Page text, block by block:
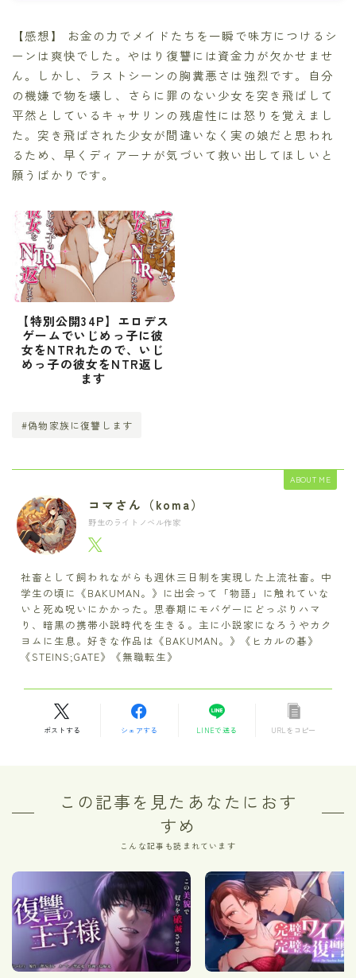
【感想】 お金の力でメイドたちを一瞬で味方につけるシ
ーンは爽快でした。やはり復讐には資金力が欠かせませ
ん。しかし、ラストシーンの胸糞悪さは強烈です。自分
の機嫌で物を壊し、さらに罪のない少女を突き飛ばして
平然としているキャサリンの残虐性には怒りを覚えまし
た。突き飛ばされた少女が間違いなく実の娘だと思われ
るため、早くディアーナが気づいて救い出してほしいと
願うばかりです。
【特別公開34P】エロデス
ゲームでいじめっ子に彼
女をNTRれたので、いじ
めっ子の彼女をNTR返し
ます
#偽物家族に復讐します
ABOUT ME
コマさん（koma）
野生のライトノベル作家
社畜として飼われながらも週休三日制を実現した上流社畜。中
学生の頃に《BAKUMAN。》に出会って「物語」に触れていな
いと死ぬ呪いにかかった。思春期にモバゲーにどっぷりハマ
り、暗黒の携帯小説時代を生きる。主に小説家になろうやカク
ヨムに生息。好きな作品は《BAKUMAN。》《ヒカルの碁》
《STEINS;GATE》《無職転生》
ポストする シェアする LINEで送る URLをコピー
この記事を見たあなたにおす
すめ
こんな記事も読まれています